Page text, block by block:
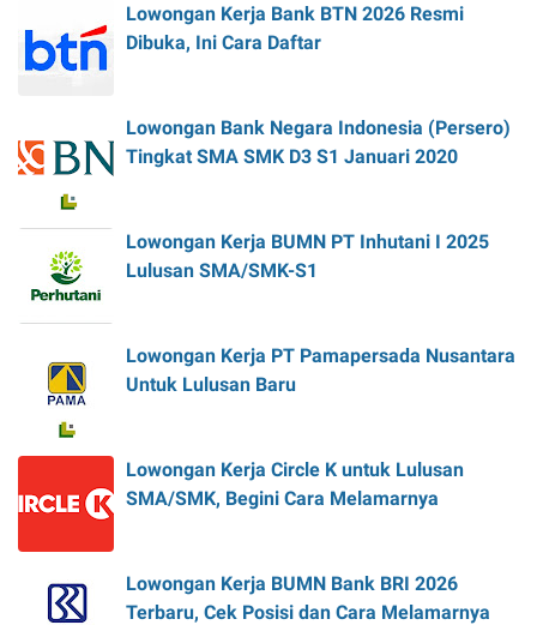
Lowongan Kerja Bank BTN 2026 Resmi
Dibuka, Ini Cara Daftar
Lowongan Bank Negara Indonesia (Persero)
Tingkat SMA SMK D3 S1 Januari 2020
Lowongan Kerja BUMN PT Inhutani I 2025
Lulusan SMA/SMK-S1
Lowongan Kerja PT Pamapersada Nusantara
Untuk Lulusan Baru
Lowongan Kerja Circle K untuk Lulusan
SMA/SMK, Begini Cara Melamarnya
Lowongan Kerja BUMN Bank BRI 2026
Terbaru, Cek Posisi dan Cara Melamarnya